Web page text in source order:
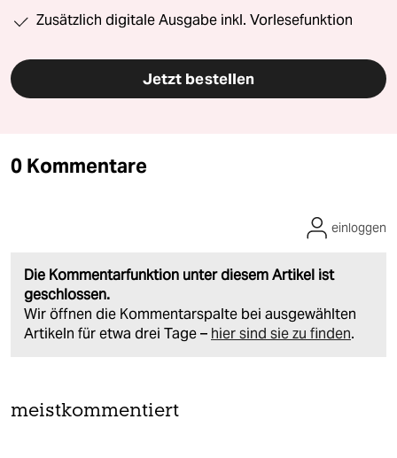
Zusätzlich digitale Ausgabe inkl. Vorlesefunktion
Jetzt bestellen
0 Kommentare
Die Kommentarfunktion unter diesem Artikel ist
geschlossen.
Wir öffnen die Kommentarspalte bei ausgewählten
Artikeln für etwa drei Tage – hier sind sie zu finden.
einloggen
meistkommentiert